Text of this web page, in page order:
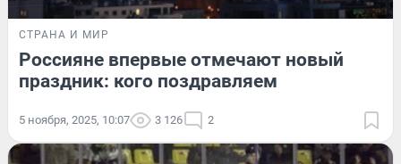
СТРАНА И МИР
Россияне впервые отмечают новый
праздник: кого поздравляем
5 ноября, 2025, 10:07 3 126 2